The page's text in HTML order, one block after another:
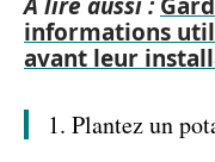
informations
avant leur
1. Plantez un